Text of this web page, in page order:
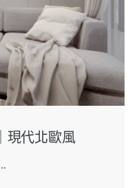
現代北歐風